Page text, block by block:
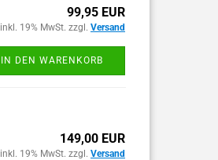
99,95 EUR
inkl. 19% MwSt. zzgl. Versand
IN DEN WARENKORB
149,00 EUR
inkl. 19% MwSt. zzgl. Versand